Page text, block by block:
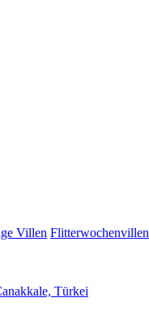
Villen Flitterwochenvillen
Türkei